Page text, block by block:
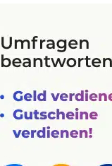
Stiefvater oder
#patchwork
Hier surfen
Warum kein
In 16 Sekunden
JGA Extrem
Ballern vor der
Was tun nach